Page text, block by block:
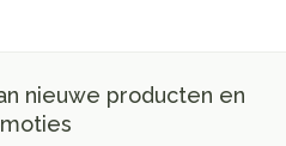
nieuwe producten en